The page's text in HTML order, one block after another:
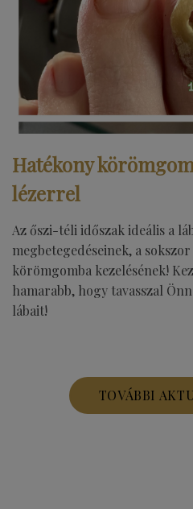
Hatékony
lézerrel
Az őszi-téli időszak ideális a
megbetegedéseinek, a
körömgomba kezelésének!
hamarabb, hogy tavasszal
lábait!
TOVÁBBI